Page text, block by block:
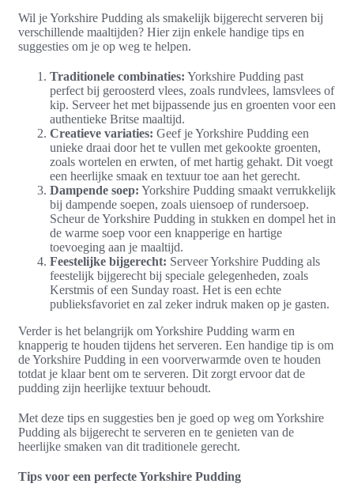
Wil je Yorkshire Pudding als smakelijk bijgerecht serveren bij
verschillende maaltijden? Hier zijn enkele handige tips en
suggesties om je op weg te helpen.
Traditionele combinaties: Yorkshire Pudding past
perfect bij geroosterd vlees, zoals rundvlees, lamsvlees of
kip. Serveer het met bijpassende jus en groenten voor een
authentieke Britse maaltijd.
Creatieve variaties: Geef je Yorkshire Pudding een
unieke draai door het te vullen met gekookte groenten,
zoals wortelen en erwten, of met hartig gehakt. Dit voegt
een heerlijke smaak en textuur toe aan het gerecht.
Dampende soep: Yorkshire Pudding smaakt verrukkelijk
bij dampende soepen, zoals uiensoep of rundersoep.
Scheur de Yorkshire Pudding in stukken en dompel het in
de warme soep voor een knapperige en hartige
toevoeging aan je maaltijd.
Feestelijke bijgerecht: Serveer Yorkshire Pudding als
feestelijk bijgerecht bij speciale gelegenheden, zoals
Kerstmis of een Sunday roast. Het is een echte
publieksfavoriet en zal zeker indruk maken op je gasten.
Verder is het belangrijk om Yorkshire Pudding warm en
knapperig te houden tijdens het serveren. Een handige tip is om
de Yorkshire Pudding in een voorverwarmde oven te houden
totdat je klaar bent om te serveren. Dit zorgt ervoor dat de
pudding zijn heerlijke textuur behoudt.
Met deze tips en suggesties ben je goed op weg om Yorkshire
Pudding als bijgerecht te serveren en te genieten van de
heerlijke smaken van dit traditionele gerecht.
Tips voor een perfecte Yorkshire Pudding